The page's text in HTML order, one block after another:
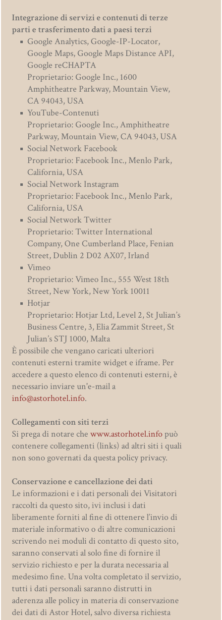
Integrazione di servizi e contenuti di terze
parti e trasferimento dati a paesi terzi
Google Analytics, Google-IP-Locator,
Google Maps, Google Maps Distance API,
Google reCHAPTA
Proprietario: Google Inc., 1600
Amphitheatre Parkway, Mountain View,
CA 94043, USA
YouTube-Contenuti
Proprietario: Google Inc., Amphitheatre
Parkway, Mountain View, CA 94043, USA
Social Network Facebook
Proprietario: Facebook Inc., Menlo Park,
California, USA
Social Network Instagram
Proprietario: Facebook Inc., Menlo Park,
California, USA
Social Network Twitter
Proprietario: Twitter International
Company, One Cumberland Place, Fenian
Street, Dublin 2 D02 AX07, Irland
Vimeo
Proprietario: Vimeo Inc., 555 West 18th
Street, New York, New York 10011
Hotjar
Proprietario: Hotjar Ltd, Level 2, St Julian’s
Business Centre, 3, Elia Zammit Street, St
Julian’s STJ 1000, Malta
È possibile che vengano caricati ulteriori
contenuti esterni tramite widget e iframe. Per
accedere a questo elenco di contenuti esterni, è
necessario inviare un'e-mail a
info@astorhotel.info.
Collegamenti con siti terzi
Si prega di notare chewww.astorhotel.infopuò
contenere collegamenti (links) ad altri siti i quali
non sono governati da questa policy privacy.
Conservazione e cancellazione dei dati
Le informazioni e i dati personali dei Visitatori
raccolti da questo sito, ivi inclusi i dati
liberamente forniti al fine di ottenere l’invio di
materiale informativo o di altre comunicazioni
scrivendo nei moduli di contatto di questo sito,
saranno conservati al solo fine di fornire il
servizio richiesto e per la durata necessaria al
medesimo fine. Una volta completato il servizio,
tutti i dati personali saranno distrutti in
aderenza alle policy in materia di conservazione
dei dati di Astor Hotel, salvo diversa richiesta